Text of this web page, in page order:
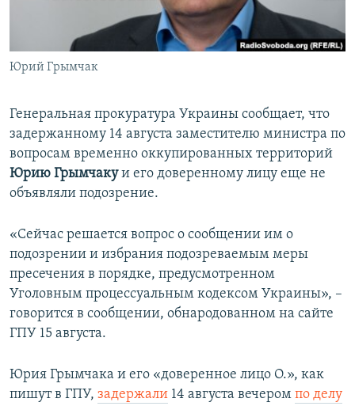
ПОБЕДИТЕЛЕЙ НЕ СУДЯТ?
КРЫМ.НЕПОКОРЕННЫЙ
ELIFBE
Все сайты RFE/RL
Юрий Грымчак
Генеральная прокуратура Украины сообщает, что
задержанному 14 августа заместителю министра по
вопросам временно оккупированных территорий
Юрию Грымчакуи его доверенному лицу еще не
объявляли подозрение.
«Сейчас решается вопрос о сообщении им о
подозрении и избрания подозреваемым меры
пресечения в порядке, предусмотренном
Уголовным процессуальным кодексом Украины», –
говорится в сообщении, обнародованном на сайте
ГПУ 15 августа.
Юрия Грымчака и его «доверенное лицо О.», как
пишут в ГПУ, задержали 14 августа вечером по делу